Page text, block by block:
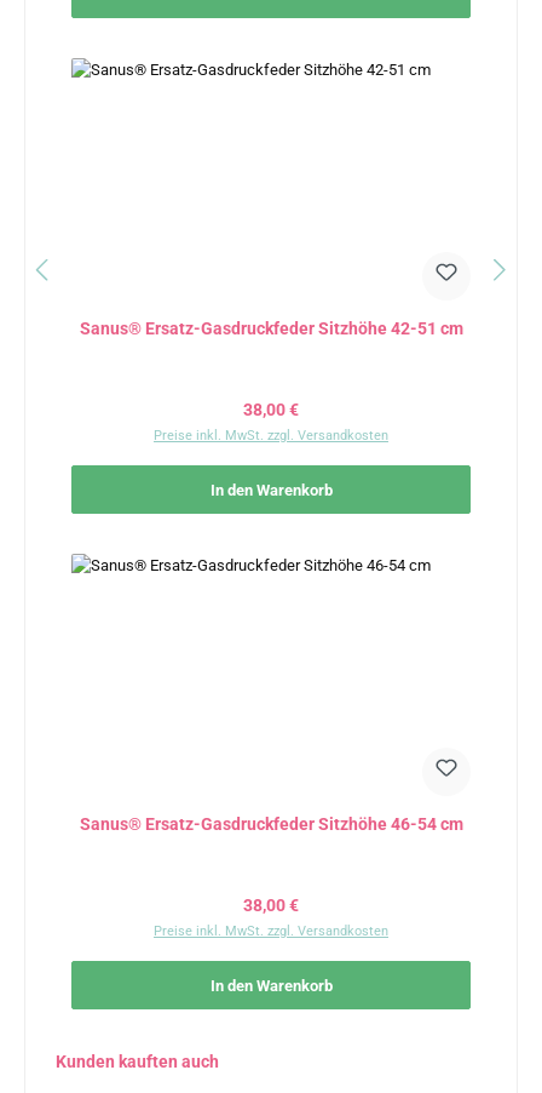
Sanus® Ersatz-Gasdruckfeder Sitzhöhe 42-51 cm
Regulärer Preis:
38,00 €
Preise inkl. MwSt. zzgl. Versandkosten
In den Warenkorb
Sanus® Ersatz-Gasdruckfeder Sitzhöhe 46-54 cm
Regulärer Preis:
38,00 €
Preise inkl. MwSt. zzgl. Versandkosten
In den Warenkorb
Produktgalerie überspringen
Kunden kauften auch